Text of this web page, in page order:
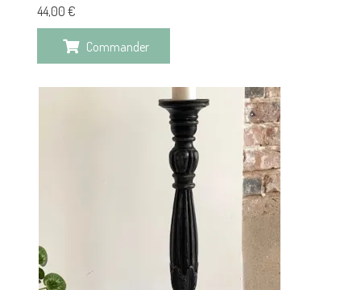
44,00 €
Commander